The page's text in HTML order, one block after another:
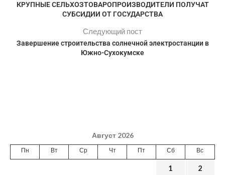
КРУПНЫЕ СЕЛЬХОЗТОВАРОПРОИЗВОДИТЕЛИ ПОЛУЧАТ
СУБСИДИИ ОТ ГОСУДАРСТВА
Следующий пост
Завершение строительства солнечной электростанции в
Южно-Сухокумске
Август 2026
Пн Вт Ср Чт Пт Сб Вс
1
2